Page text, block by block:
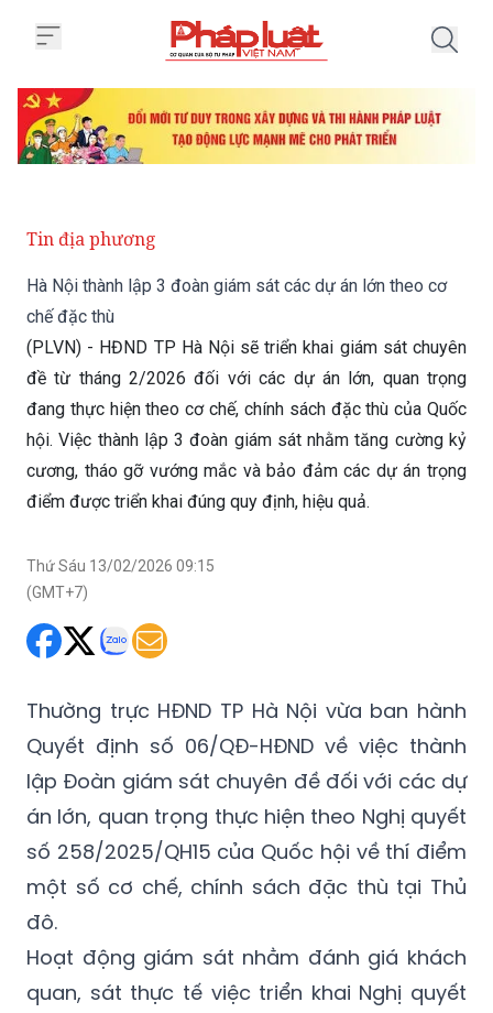
Tin địa phương
Hà Nội thành lập 3 đoàn giám sát các dự án lớn theo cơ
chế đặc thù
(PLVN) - HĐND TP Hà Nội sẽ triển khai giám sát chuyên
đề từ tháng 2/2026 đối với các dự án lớn, quan trọng
đang thực hiện theo cơ chế, chính sách đặc thù của Quốc
hội. Việc thành lập 3 đoàn giám sát nhằm tăng cường kỷ
cương, tháo gỡ vướng mắc và bảo đảm các dự án trọng
điểm được triển khai đúng quy định, hiệu quả.
Thứ Sáu 13/02/2026 09:15
(GMT+7)
Thường trực HĐND TP Hà Nội vừa ban hành
Quyết định số 06/QĐ-HĐND về việc thành
lập Đoàn giám sát chuyên đề đối với các dự
án lớn, quan trọng thực hiện theo Nghị quyết
số 258/2025/QH15 của Quốc hội về thí điểm
một số cơ chế, chính sách đặc thù tại Thủ
đô.
Hoạt động giám sát nhằm đánh giá khách
quan, sát thực tế việc triển khai Nghị quyết